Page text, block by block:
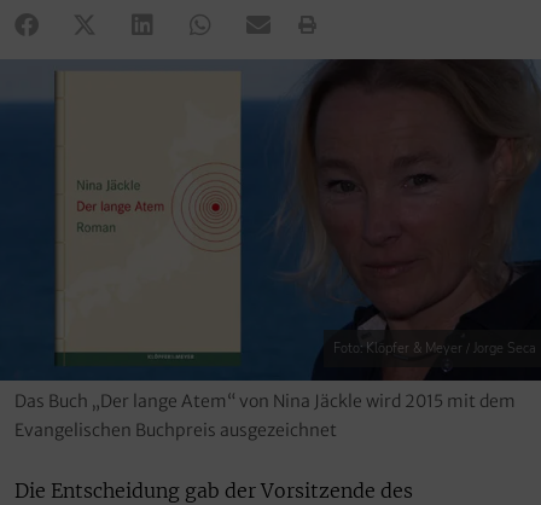
Foto: Klöpfer & Meyer / Jorge Seca
Das Buch „Der lange Atem“ von Nina Jäckle wird 2015 mit dem
Evangelischen Buchpreis ausgezeichnet
Die Entscheidung gab der Vorsitzende des